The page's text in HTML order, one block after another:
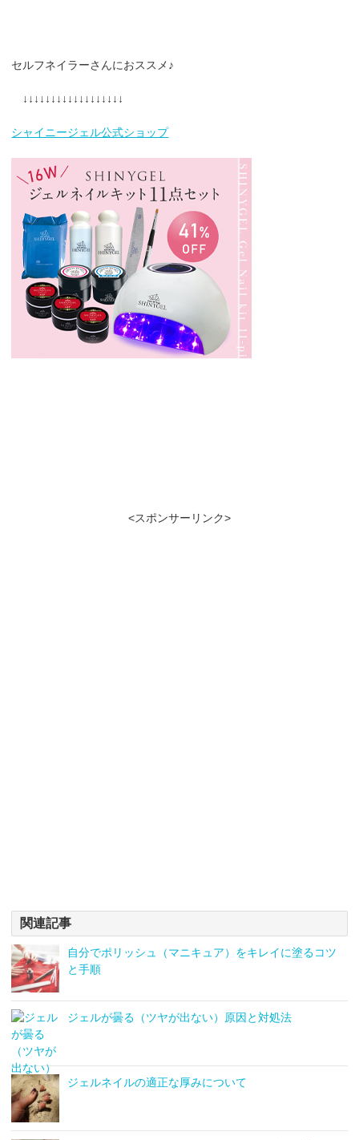
セルフネイラーさんにおススメ♪
↓↓↓↓↓↓↓↓↓↓↓↓↓↓↓↓↓↓
シャイニージェル公式ショップ
<スポンサーリンク>
関連記事
自分でポリッシュ（マニキュア）をキレイに塗るコツ
と手順
ジェルが曇る（ツヤが出ない）原因と対処法
ジェルネイルの適正な厚みについて